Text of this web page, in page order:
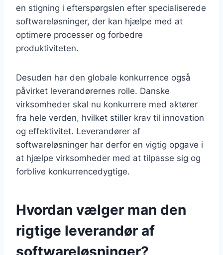
en stigning i efterspørgslen efter specialiserede
softwareløsninger, der kan hjælpe med at
optimere processer og forbedre
produktiviteten.
Desuden har den globale konkurrence også
påvirket leverandørernes rolle. Danske
virksomheder skal nu konkurrere med aktører
fra hele verden, hvilket stiller krav til innovation
og effektivitet. Leverandører af
softwareløsninger har derfor en vigtig opgave i
at hjælpe virksomheder med at tilpasse sig og
forblive konkurrencedygtige.
Hvordan vælger man den
rigtige leverandør af
softwareløsninger?